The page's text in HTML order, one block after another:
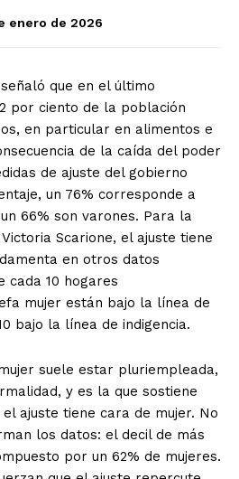
enero de 2026
que en el último
por ciento de la población
en particular en alimentos e
de la caída del poder
de ajuste del gobierno
un 76% corresponde a
66% son varones. Para la
Scarione, el ajuste tiene
en otros datos
cada 10 hogares
mujer están bajo la línea de
bajo la línea de indigencia.
suele estar pluriempleada,
y es la que sostiene
ajuste tiene cara de mujer. No
los datos: el decil de más
por un 62% de mujeres.